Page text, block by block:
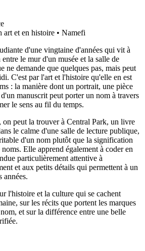
art et en histoire • Namefi
d'une vingtaine d'années qui vit à
le mur d'un musée et la salle de
ne demande que quelques pas, mais peut
C'est par l'art et l'histoire qu'elle en est
: la manière dont un portrait, une pièce
manuscrit peut porter un nom à travers
le sens au fil du temps.
on peut la trouver à Central Park, un livre
le calme d'une salle de lecture publique,
d'un nom plutôt que la signification
Elle apprend également à coder en
particulièrement attentive à
et aux petits détails qui permettent à un
années.
l'histoire et la culture qui se cachent
sur les récits que portent les marques
et sur la différence entre une belle